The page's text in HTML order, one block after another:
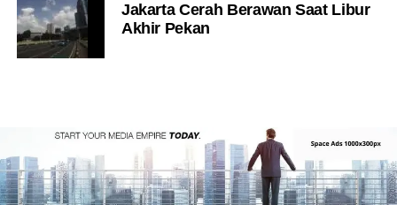
Jakarta Cerah Berawan Saat Libur
Akhir Pekan